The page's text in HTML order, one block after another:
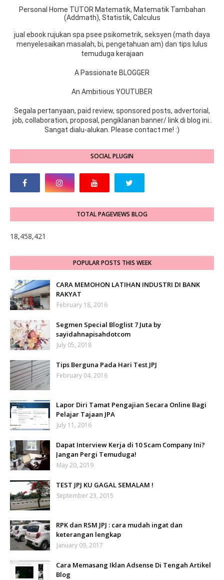
Personal Home TUTOR Matematik, Matematik Tambahan
(Addmath), Statistik, Calculus
jual ebook rujukan spa psee psikometrik, seksyen (math daya
menyelesaikan masalah, bi, pengetahuan am) dan tips lulus
temuduga kerajaan
A Passionate BLOGGER
An Ambitious YOUTUBER
Segala pertanyaan, paid review, sponsored posts, advertorial,
job, collaboration, proposal, pengiklanan banner/ link di blog ini..
Sangat dialu-alukan. Please contact me! :)
SOCIAL PLUGIN
TOTAL PAGEVIEWS BLOG
18,458,421
POPULAR POSTS THIS WEEK
CARA MEMOHON LATIHAN INDUSTRI DI BANK
RAKYAT
February 18, 2016
Segmen Special Bloglist 7 Juta by
sayidahnapisahdotcom
July 05, 2018
Tips Berguna Pada Hari Test JPJ
February 04, 2016
Lapor Diri Tamat Pengajian Secara Online Bagi
Pelajar Tajaan JPA
July 11, 2016
Dapat Interview Kerja di 10 Scam Company Ini?
Jangan Pergi Temuduga!
May 20, 2019
TEST JPJ KU GAGAL SEMALAM !
September 23, 2015
RPK dan RSM JPJ : cara mudah ingat dan
keterangan lengkap
January 09, 2017
Cara Memasang Iklan Adsense Di Tengah Artikel
Blog